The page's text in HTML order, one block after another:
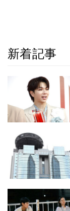
新着記事